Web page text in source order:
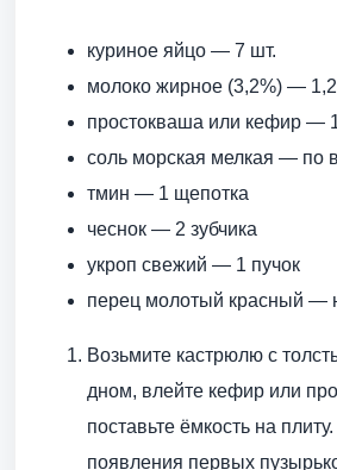
куриное яйцо — 7 шт.
молоко жирное (3,2%) —
простокваша или кефир —
соль морская мелкая — по
тмин — 1 щепотка
чеснок — 2 зубчика
укроп свежий — 1 пучок
перец молотый красный —
Возьмите кастрюлю с
дном, влейте кефир или
поставьте ёмкость на
появления первых